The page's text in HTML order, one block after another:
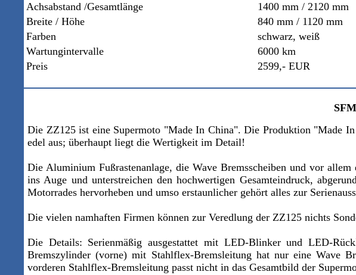
Achsabstand /Gesamtlänge
1400 mm / 2120 mm
Breite / Höhe
840 mm / 1120 mm
Farben
schwarz, weiß
Wartungintervalle
6000 km
Preis
2599,- EUR
Die ZZ125 ist eine Supermoto "Made In China". Die Produktion "Made
edel aus; überhaupt liegt die Wertigkeit im Detail!
Die Aluminium Fußrastenanlage, die Wave Bremsscheiben und vor
ins Auge und unterstreichen den hochwertigen Gesamteindruck,
Motorrades hervorheben und umso erstaunlicher gehört alles zur
Die vielen namhaften Firmen können zur Veredlung der ZZ125 nichts
Die Details: Serienmäßig ausgestattet mit LED-Blinker und LED-
Bremszylinder (vorne) mit Stahlflex-Bremsleitung hat nur eine Wave
vorderen Stahlflex-Bremsleitung passt nicht in das Gesamtbild der